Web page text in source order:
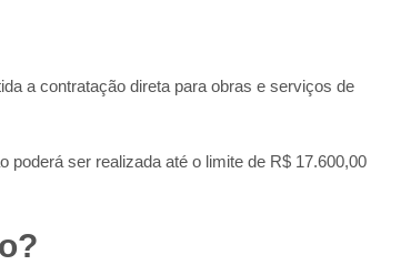
a contratação direta para obras e serviços de
ser realizada até o limite de R$ 17.600,00